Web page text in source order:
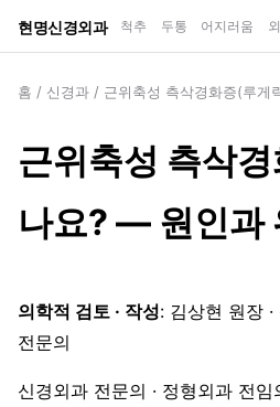
현명신경외과 척추 두통 어지러움
홈 / 신경과 / 근위축성 측삭경화증(루게
근위축성 측삭
나요? — 원인과
의학적 검토 · 작성: 김상현 원장
전문의
신경외과 전문의 · 정형외과 전임